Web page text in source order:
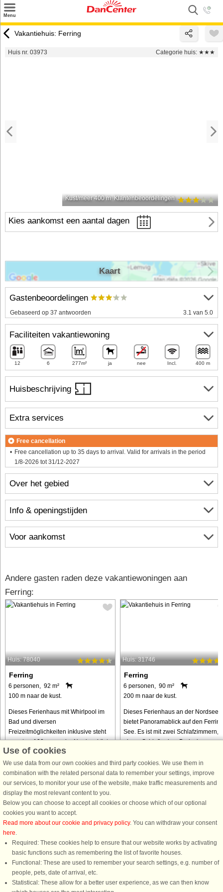
Menu
Inspiratie
Vakantiehuis: Ferring
Huis nr. 03973 Categorie huis: ★★★
Kust/meer 400 m Klantenbeoordelingen
Kies aankomst een aantal dagen
Huisbeschrijving
Over het gebied
Info & openingstijden
Voor aankomst
Gastenbeoordelingen
Gebaseerd op 37 antwoorden 3.1 van 5.0
Faciliteiten vakantiewoning
12 6 277m² ja nee Incl. 400 m
Extra services
Free cancellation
Free cancellation up to 35 days to arrival. Valid for arrivals in the period
1/8-2026 tot 31/12-2027
Kaart
Andere gasten raden deze vakantiewoningen aan
Ferring:
Huis: 78040
Ferring
6 personen, 92 m²
100 m naar de kust.
Dieses Ferienhaus mit Whirlpool im
Bad und diversen
Freizeitmöglichkeiten inklusive steht
nur etwa 100 m von der Nordseeküste
und dem Seeufer des Ferring Sø
entfernt. Es wurde auf einem gut
1.000 m2 großen, ...
van € 433
Huis: 31746
Ferring
6 personen, 90 m²
200 m naar de kust.
Dieses Ferienhaus an der Nordsee
bietet Panoramablick auf den Ferring
See. Es ist mit zwei Schlafzimmern,
einem Schlafboden, Badezimmer,
eingerichtet. Darüber hinaus gibt ...
van € 429
DanCenter A/S - Kronprinsensgade 3, 2. - 1114 København K - Danmark
Tel.: +45 70 13 00 00 - Fax.: +45 70 13 70 70 - CVR: 67324013
Use of cookies
We use data from our own cookies and third party cookies. We use them in
combination with the related personal data to remember your settings, improve
our services, to monitor your use of the website, make traffic measurements and
display the most relevant content to you.
Below you can choose to accept all cookies or choose which of our optional
cookies you want to accept.
Read more about our cookie and privacy policy. You can withdraw your consent
here.
Required: These cookies help to ensure that our website works by activating
basic functions such as remembering the list of favorite houses.
Functional: These are used to remember your search settings, e.g. number of
people, pets, date of arrival, etc.
Statistical: These allow for a better user experience, as we can then know